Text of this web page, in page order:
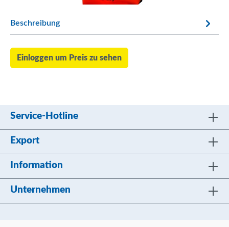
Beschreibung
Einloggen um Preis zu sehen
Service-Hotline
Export
Information
Unternehmen